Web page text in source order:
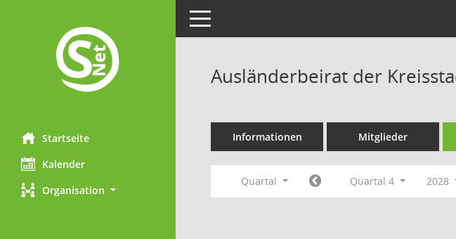
Startseite
Kalender
Organisation
Toggle navigation
Ausländerbeirat der
Informationen Mitglieder
Quartal Quartal 4 2028